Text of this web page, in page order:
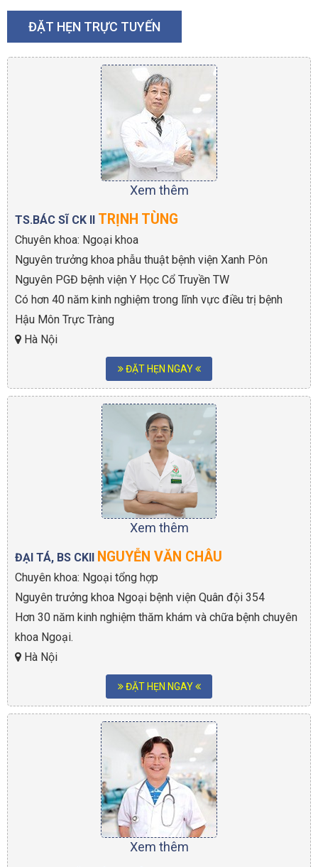
ĐẶT HẸN TRỰC TUYẾN
Xem thêm
TS.BÁC SĨ CK II TRỊNH TÙNG
Chuyên khoa: Ngoại khoa
Nguyên trưởng khoa phẫu thuật bệnh viện Xanh Pôn
Nguyên PGĐ bệnh viện Y Học Cổ Truyền TW
Có hơn 40 năm kinh nghiệm trong lĩnh vực điều trị bệnh
Hậu Môn Trực Tràng
Hà Nội
ĐẶT HẸN NGAY
Xem thêm
ĐẠI TÁ, BS CKII NGUYỄN VĂN CHÂU
Chuyên khoa: Ngoại tổng hợp
Nguyên trưởng khoa Ngoại bệnh viện Quân đội 354
Hơn 30 năm kinh nghiệm thăm khám và chữa bệnh chuyên
khoa Ngoại.
Hà Nội
ĐẶT HẸN NGAY
Xem thêm